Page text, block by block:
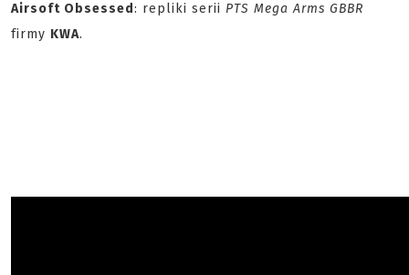
Airsoft Obsessed: repliki serii PTS Mega Arms GBBR
firmy KWA.